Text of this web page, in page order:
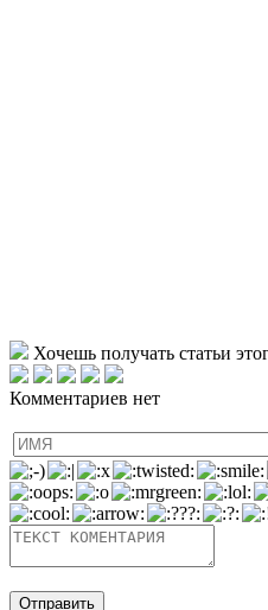
Хочешь получать статьи
Комментариев нет